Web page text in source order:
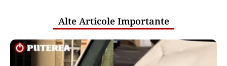
Alte Articole Importante